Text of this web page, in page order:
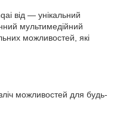
від — унікальний
мультимедійний
можливостей, які
можливостей для будь-